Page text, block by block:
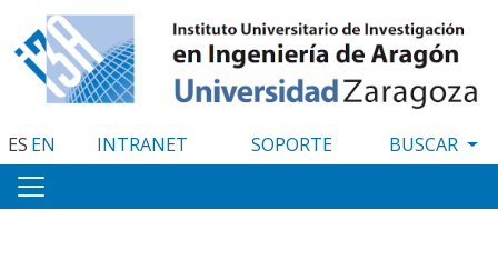
al
contenido
principal
ES EN INTRANET SOPORTE